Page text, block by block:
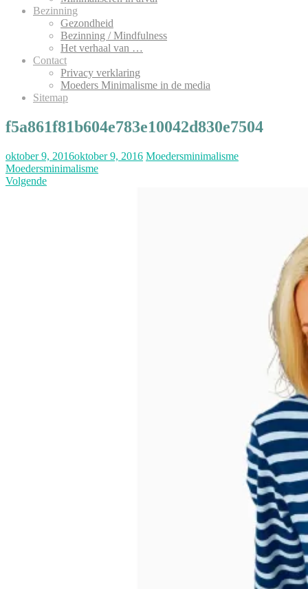
Bezinning
Gezondheid
Bezinning / Mindfulness
Het verhaal van …
Contact
Privacy verklaring
Moeders Minimalisme in de media
Sitemap
f5a861f81b604e783e10042d830e7504
oktober 9, 2016oktober 9, 2016 Moedersminimalisme
Moedersminimalisme
Volgende